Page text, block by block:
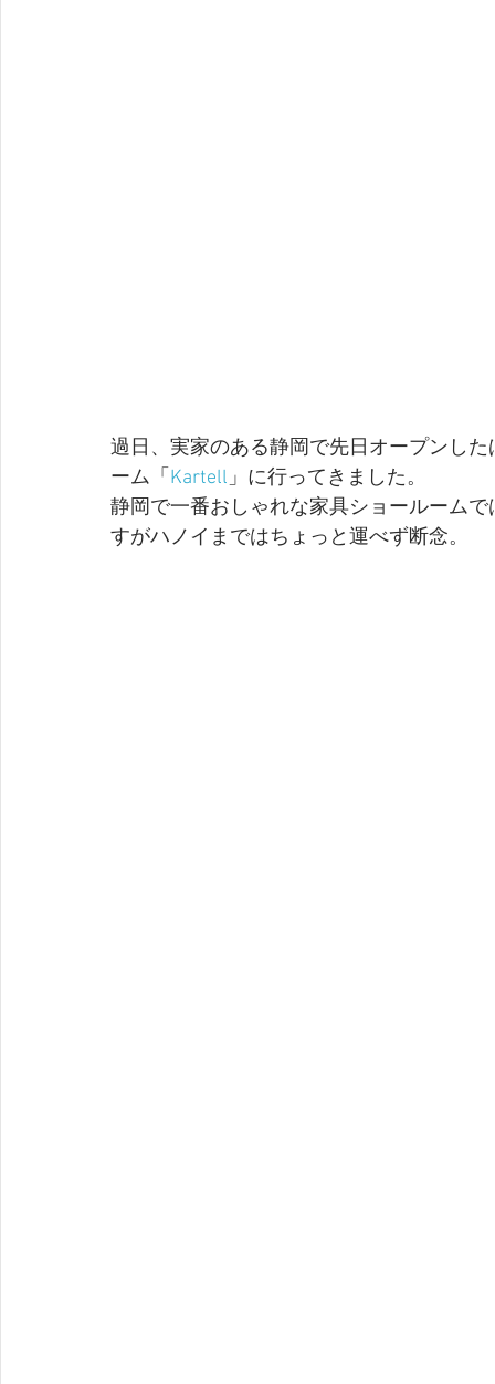
過日、実家のある静岡で先日オープンし
ーム「 Kartell 」に行ってきました。
静岡で一番おしゃれな家具ショールーム
すがハノイまではちょっと運べず断念。